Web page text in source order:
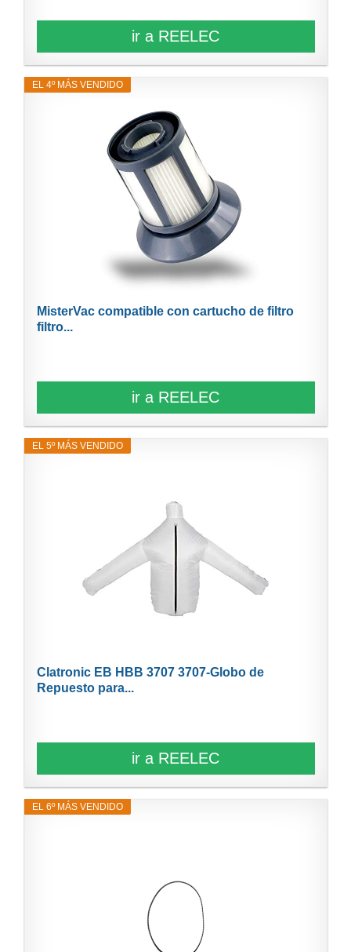
ir a REELEC
EL 4º MÁS VENDIDO
MisterVac compatible con cartucho de filtro
filtro...
ir a REELEC
EL 5º MÁS VENDIDO
Clatronic EB HBB 3707 3707-Globo de
Repuesto para...
ir a REELEC
EL 6º MÁS VENDIDO